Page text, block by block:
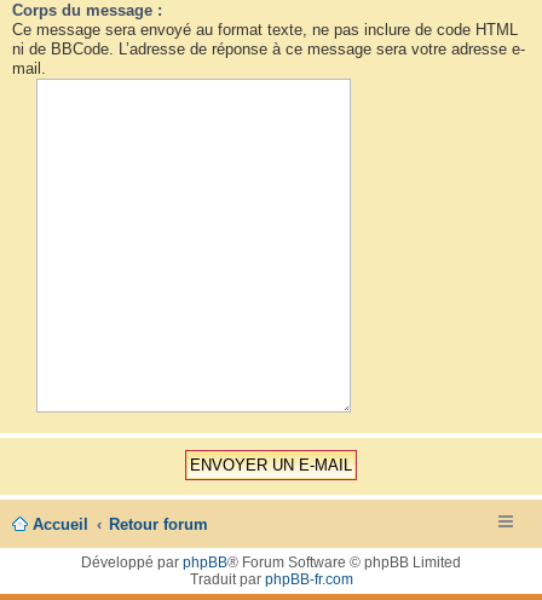
Corps du message :
Ce message sera envoyé au format texte, ne pas inclure de code HTML
ni de BBCode. L’adresse de réponse à ce message sera votre adresse e-
mail.
Accueil Retour forum
Développé par phpBB® Forum Software © phpBB Limited
Traduit par phpBB-fr.com